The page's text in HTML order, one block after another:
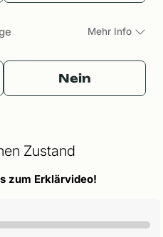
Mehr Info
Nein
Zustand
zum Erklärvideo!